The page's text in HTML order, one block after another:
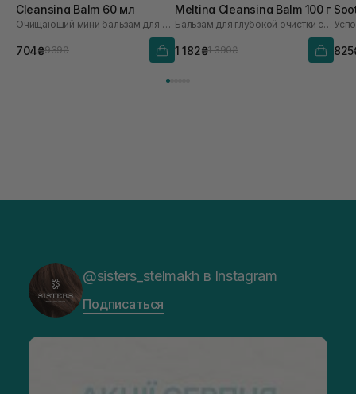
Cleansing Balm 60 мл
Очищающий мини бальзам для лица
704₴939₴
Melting Cleansing Balm 100 г
Бальзам для глубокой очистки с коллагеном и пептидами
1 182₴1 390₴
мл
@sisters_stelmakh в Instagram
Подписаться